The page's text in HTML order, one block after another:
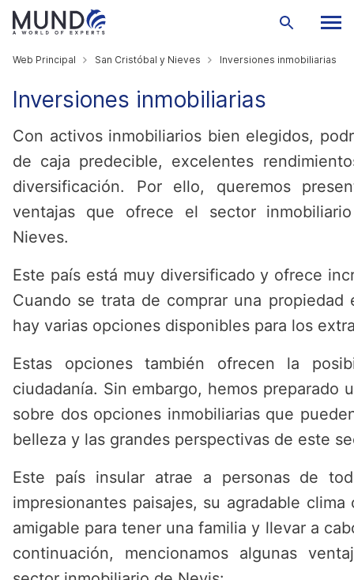
Web Principal San Cristóbal y Nieves Inversiones inmobiliarias
Inversiones inmobiliarias
Con activos inmobiliarios bien elegidos,
de caja predecible, excelentes
diversificación. Por ello, queremos
ventajas que ofrece el sector
Nieves.
Este país está muy diversificado y ofrece
Cuando se trata de comprar una
hay varias opciones disponibles para los
Estas opciones también ofrecen la
ciudadanía. Sin embargo, hemos preparado
sobre dos opciones inmobiliarias que
belleza y las grandes perspectivas de este
Este país insular atrae a personas de
impresionantes paisajes, su agradable
amigable para tener una familia y llevar a
continuación, mencionamos algunas